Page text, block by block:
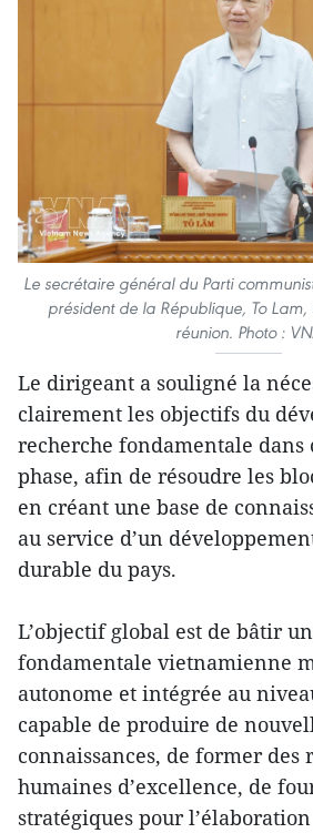
Le secrétaire général du Parti
président de la République, To
réunion. Photo :
Le dirigeant a souligné la
clairement les objectifs du
recherche fondamentale dans
phase, afin de résoudre les
en créant une base de
au service d’un
durable du pays.
L’objectif global est de bâtir
fondamentale vietnamienne
autonome et intégrée au
capable de produire de
connaissances, de former des
humaines d’excellence, de
stratégiques pour